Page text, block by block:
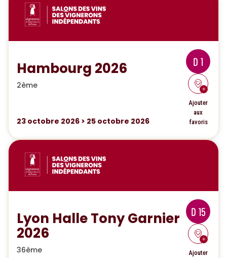
Hambourg 2026
2ème
23 octobre 2026 > 25 octobre 2026
D 1
Ajouter
aux
favoris
Lyon Halle Tony Garnier
2026
36ème
D 15
Ajouter